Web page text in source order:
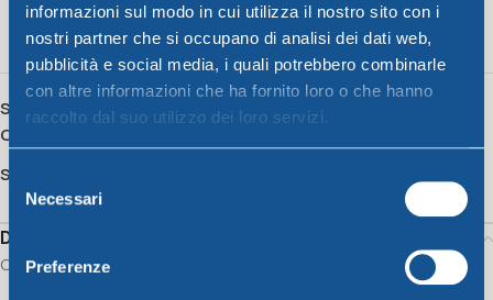
informazioni sul modo in cui utilizza il nostro sito con i
nostri partner che si occupano di analisi dei dati web,
pubblicità e social media, i quali potrebbero combinarle
con altre informazioni che ha fornito loro o che hanno
raccolto dal suo utilizzo dei loro servizi.
Selezione
del
consenso
Necessari
Preferenze
19 People watching this product now!
SKU:521654
Category:
Share:
Description
Colander diam. Cm30 lime